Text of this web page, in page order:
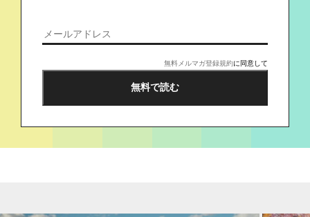
無料メルマガ登録規約に同意して